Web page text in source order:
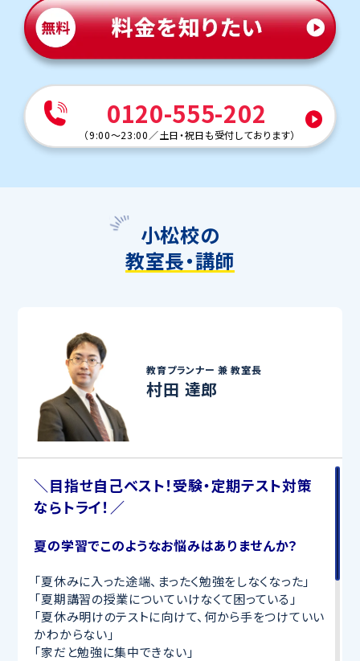
0120-555-202
（9:00～23:00 ／土日・祝日も受付しております）
小松校の
教室長・講師
教育プランナー 兼教室長
村田 達郎
＼目指せ自己ベスト！受験・定期テスト対策
ならトライ！／
夏の学習でこのようなお悩みはありませんか？
「夏休みに入った途端、まったく勉強をしなくなった」
「夏期講習の授業についていけなくて困っている」
「夏休み明けのテストに向けて、何から手をつけていい
かわからない」
「家だと勉強に集中できない」